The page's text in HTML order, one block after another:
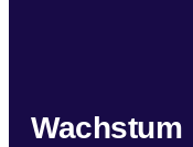
Wachstum